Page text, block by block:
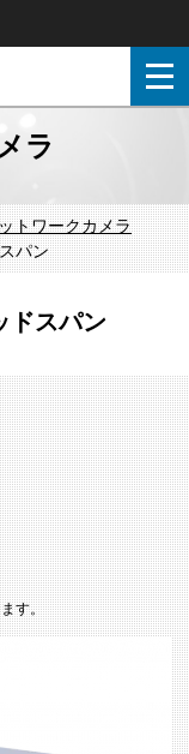
ラ
トワークカメラ
パン
スパン
す。